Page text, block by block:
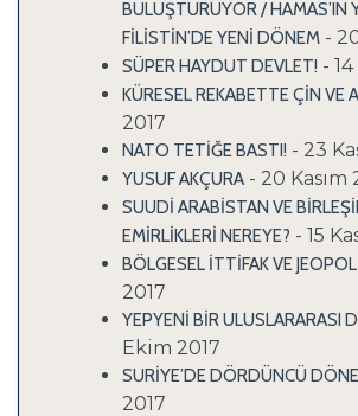
BULUŞTURUYOR / HAMAS’IN
FİLİSTİN’DE YENİ DÖNEM -
SÜPER HAYDUT DEVLET! -
KÜRESEL REKABETTE ÇİN VE
2017
NATO TETİĞE BASTI! - 23
YUSUF AKÇURA - 20 Kasım
SUUDİ ARABİSTAN VE
EMİRLİKLERİ NEREYE? - 15
BÖLGESEL İTTİFAK VE
2017
YEPYENİ BİR ULUSLARARASI
Ekim 2017
SURİYE’DE DÖRDÜNCÜ
2017